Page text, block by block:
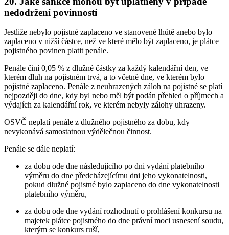
nedodržení povinností
Jestliže nebylo pojistné zaplaceno ve stanovené lhůtě anebo bylo
zaplaceno v nižší částce, než ve které mělo být zaplaceno, je plátce
pojistného povinen platit penále.
Penále činí 0,05 % z dlužné částky za každý kalendářní den, ve
kterém dluh na pojistném trvá, a to včetně dne, ve kterém bylo
pojistné zaplaceno. Penále z neuhrazených záloh na pojistné se platí
nejpozději do dne, kdy byl nebo měl být podán přehled o příjmech a
výdajích za kalendářní rok, ve kterém nebyly zálohy uhrazeny.
OSVČ neplatí penále z dlužného pojistného za dobu, kdy
nevykonává samostatnou výdělečnou činnost.
Penále se dále neplatí:
za dobu ode dne následujícího po dni vydání platebního
výměru do dne předcházejícímu dni jeho vykonatelnosti,
pokud dlužné pojistné bylo zaplaceno do dne vykonatelnosti
platebního výměru,
za dobu ode dne vydání rozhodnutí o prohlášení konkursu na
majetek plátce pojistného do dne právní moci usnesení soudu,
kterým se konkurs ruší,